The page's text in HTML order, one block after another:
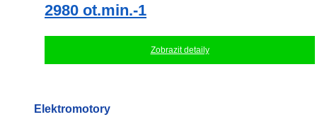
2980 ot.min.-1
Zobrazit detaily
Elektromotory